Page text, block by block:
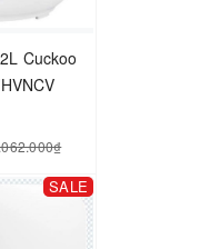
Cuckoo
SALE